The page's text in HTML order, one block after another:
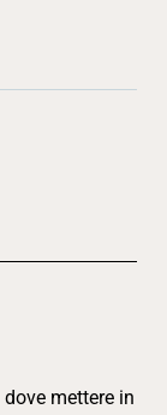
mettere in